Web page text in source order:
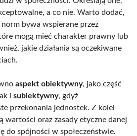
a co nie. Warto dodać,
bywa wspierane przez
mogą mieć charakter prawny lub
jakie działania są oczekiwane
aspekt obiektywny, jako część
i subiektywny, gdyż
przekonania jednostek. Z kolei
wartości oraz zasady etyczne danej
do spójności w społeczeństwie.